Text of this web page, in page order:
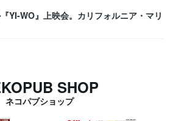
YI-WO』上映会。カリフォルニア・マリ
SHOP
ネコパブショップ